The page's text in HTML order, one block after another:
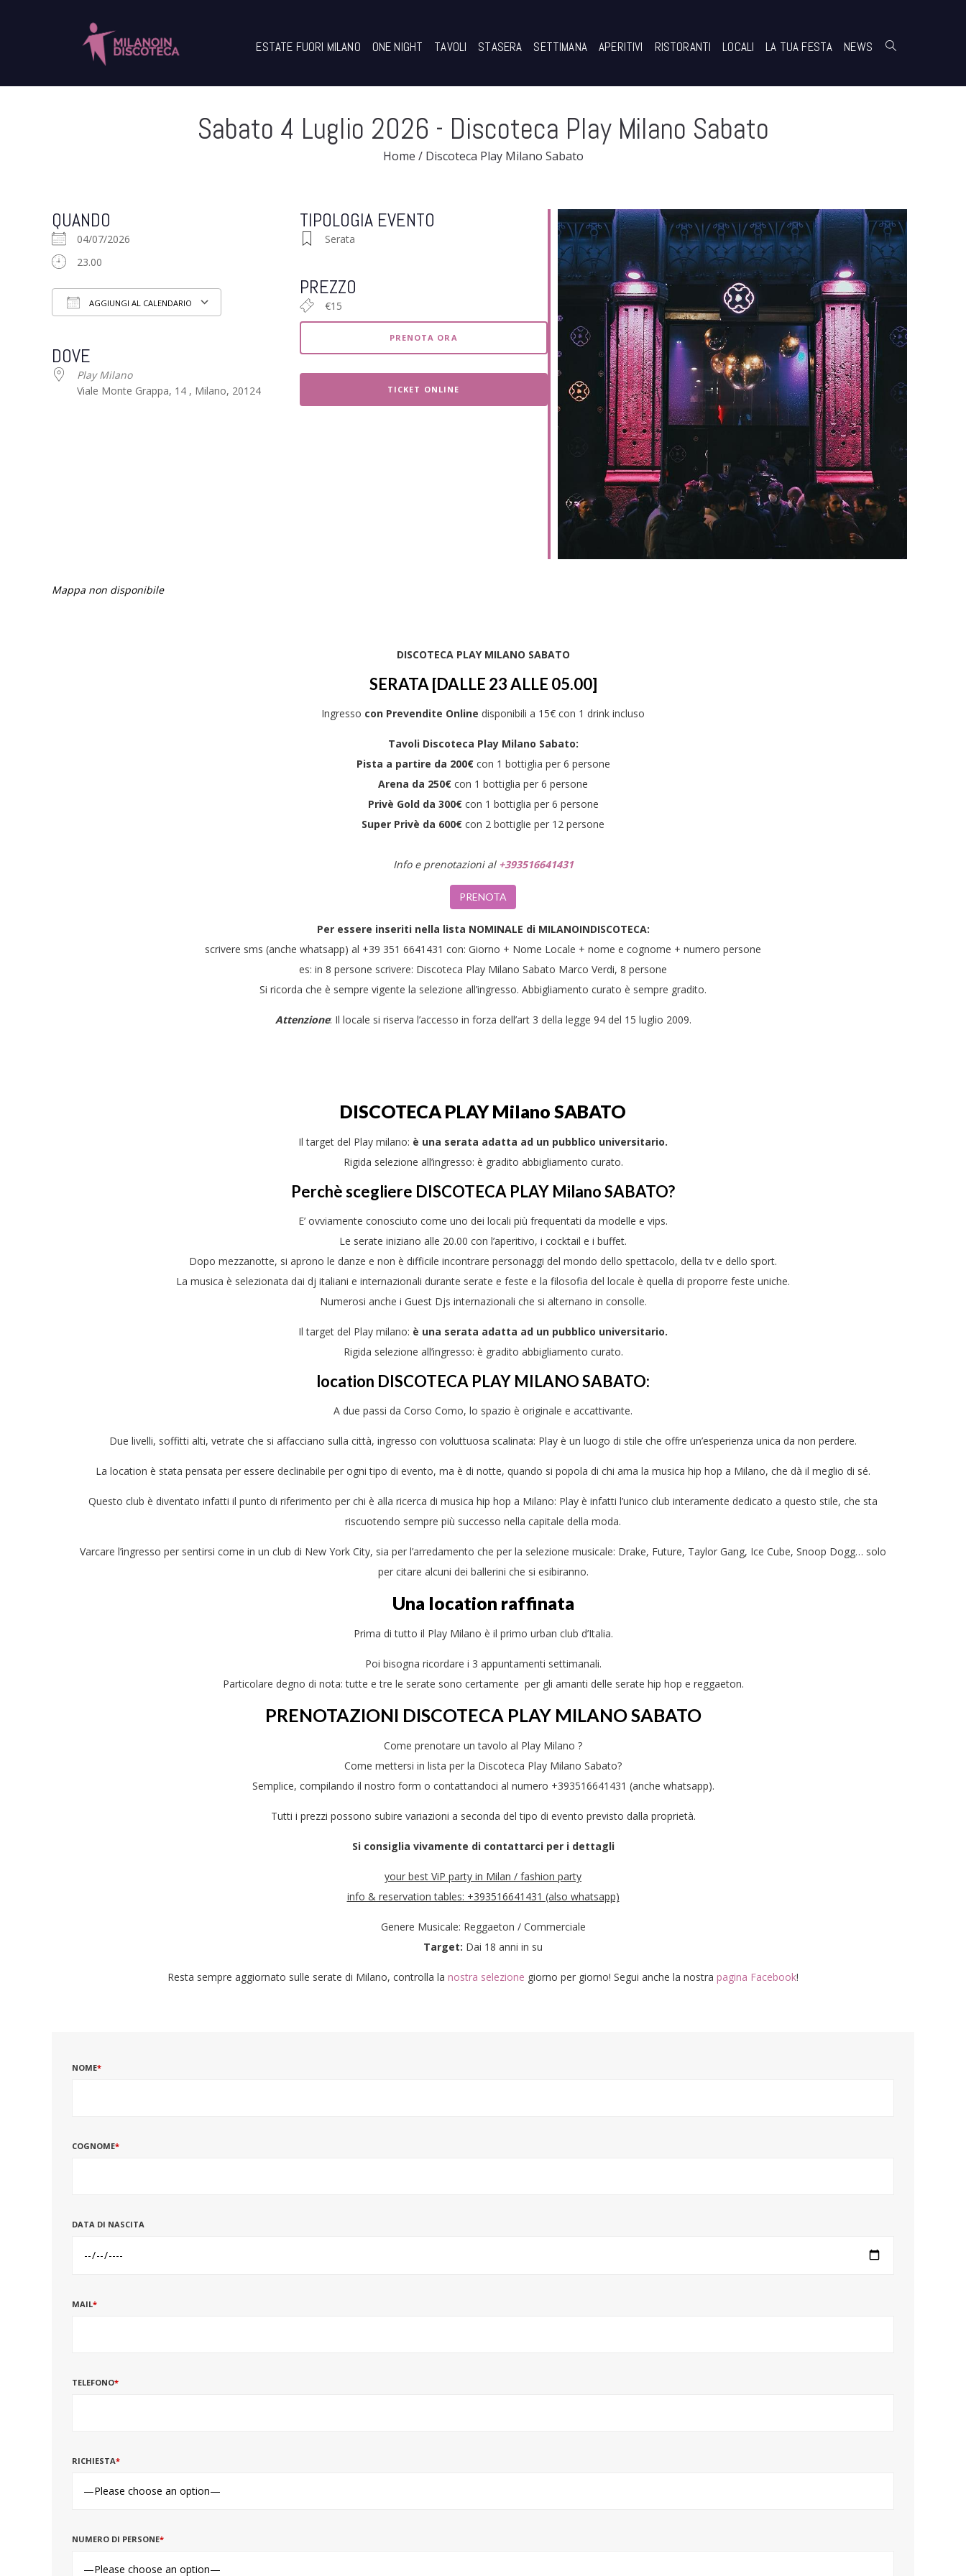
ESTATE FUORI MILANO ONE NIGHT TAVOLI STASERA SETTIMANA APERITIVI RISTORANTI LOCALI LA TUA FESTA NEWS
Sabato 4 Luglio 2026 - Discoteca Play Milano Sabato
Home /Discoteca Play Milano Sabato
QUANDO
04/07/2026
23.00
AGGIUNGI AL CALENDARIO
iCalendar Office 365 Outlook Live
DOVE
Play Milano
Viale Monte Grappa, 14 , Milano, 20124
TIPOLOGIA EVENTO
Serata
PREZZO
€15
PRENOTA ORA
TICKET ONLINE
Mappa non disponibile
DISCOTECA PLAY MILANO SABATO
SERATA [DALLE 23 ALLE 05.00]
Ingresso con Prevendite Online disponibili a 15€ con 1 drink incluso
Tavoli Discoteca Play Milano Sabato:
Pista a partire da 200€con 1 bottiglia per 6 persone
Arena da 250€ con 1 bottiglia per 6 persone
Privè Gold da 300€con 1 bottiglia per 6 persone
Super Privè da 600€ con 2 bottiglie per 12 persone
Info e prenotazioni al +393516641431
PRENOTA
Per essere inseriti nella lista NOMINALE di MILANOINDISCOTECA:
scrivere sms (anche whatsapp) al +39 351 6641431 con: Giorno + Nome Locale + nome e cognome + numero persone
es: in 8 persone scrivere: Discoteca Play Milano Sabato Marco Verdi, 8 persone
Si ricorda che è sempre vigente la selezione all’ingresso. Abbigliamento curato è sempre gradito.
Attenzione: Il locale si riserva l’accesso in forza dell’art 3 della legge 94 del 15 luglio 2009.
DISCOTECA PLAYMilano SABATO
Il target del Play milano: è una serata adatta ad un pubblico universitario.
Rigida selezione all’ingresso: è gradito abbigliamento curato.
Perchè scegliere DISCOTECA PLAY Milano SABATO?
E’ ovviamente conosciuto come uno dei locali più frequentati da modelle e vips.
Le serate iniziano alle 20.00 con l’aperitivo, i cocktail e i buffet.
Dopo mezzanotte, si aprono le danze e non è difficile incontrare personaggi del mondo dello spettacolo, della tv e dello sport.
La musica è selezionata dai dj italiani e internazionali durante serate e feste e la filosofia del locale è quella di proporre feste uniche.
Numerosi anche i Guest Djs internazionali che si alternano in consolle.
Il target del Play milano: è una serata adatta ad un pubblico universitario.
Rigida selezione all’ingresso: è gradito abbigliamento curato.
location DISCOTECA PLAY MILANO SABATO:
A due passi da Corso Como, lo spazio è originale e accattivante.
Due livelli, soffitti alti, vetrate che si affacciano sulla città, ingresso con voluttuosa scalinata: Play è un luogo di stile che offre un’esperienza unica da non perdere.
La location è stata pensata per essere declinabile per ogni tipo di evento, ma è di notte, quando si popola di chi ama la musica hip hop a Milano, che dà il meglio di sé.
Questo club è diventato infatti il ​​punto di riferimento per chi è alla ricerca di musica hip hop a Milano: Play è infatti l’unico club interamente dedicato a questo stile, che sta
riscuotendo sempre più successo nella capitale della moda.
Varcare l’ingresso per sentirsi come in un club di New York City, sia per l’arredamento che per la selezione musicale: Drake, Future, Taylor Gang, Ice Cube, Snoop Dogg… solo
per citare alcuni dei ballerini che si esibiranno.
Una location raffinata
Prima di tutto il Play Milano è il primo urban club d’Italia.
Poi bisogna ricordare i 3 appuntamenti settimanali.
Particolare degno di nota: tutte e tre le serate sono certamente per gli amanti delle serate hip hop e reggaeton.
PRENOTAZIONI DISCOTECA PLAY MILANO SABATO
Come prenotare un tavolo al Play Milano ?
Come mettersi in lista per la Discoteca Play Milano Sabato?
Semplice, compilando il nostro form o contattandoci al numero +393516641431 (anche whatsapp).
Tutti i prezzi possono subire variazioni a seconda del tipo di evento previsto dalla proprietà.
Si consiglia vivamente di contattarci per i dettagli
your best ViP party in Milan / fashion party
info & reservation tables: +393516641431 (also whatsapp)
Genere Musicale: Reggaeton / Commerciale
Target: Dai 18 anni in su
Resta sempre aggiornato sulle serate di Milano, controlla la nostra selezione giorno per giorno! Segui anche la nostra pagina Facebook!
NOME*
COGNOME*
DATA DI NASCITA
MAIL*
TELEFONO*
RICHIESTA*
NUMERO DI PERSONE*